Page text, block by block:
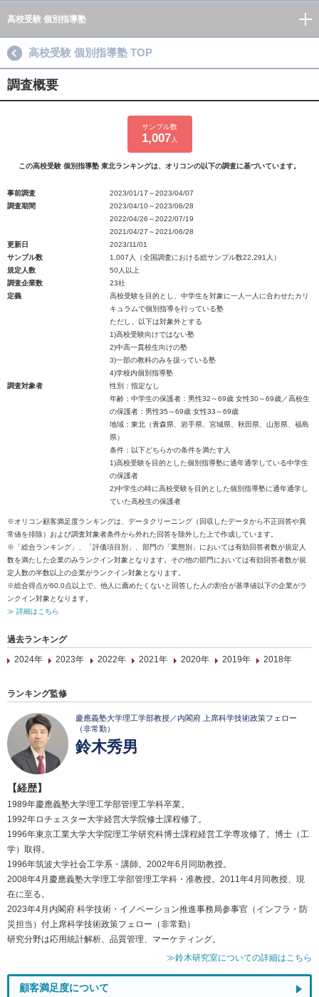
高校受験 個別指導塾
高校受験 個別指導塾 TOP
調査概要
サンプル数
1,007 人
この高校受験 個別指導塾 東北ランキングは、オリコンの以下の調査に基づいています。
事前調査
2023/01/17～2023/04/07
調査期間
2023/04/10～2023/06/28
2022/04/26～2022/07/19
2021/04/27～2021/06/28
更新日
2023/11/01
サンプル数
1,007人（全国調査における総サンプル数22,291人）
規定人数
50人以上
調査企業数
23社
定義
高校受験を目的とし、中学生を対象に一人一人に合わせたカリ
キュラムで個別指導を行っている塾
ただし、以下は対象外とする
1)高校受験向けではない塾
2)中高一貫校生向けの塾
3)一部の教科のみを扱っている塾
4)学校内個別指導塾
調査対象者
性別：指定なし
年齢：中学生の保護者：男性32～69歳 女性30～69歳／高校生
の保護者：男性35～69歳 女性33～69歳
地域：東北（青森県、岩手県、宮城県、秋田県、山形県、福島
県）
条件：以下どちらかの条件を満たす人
1)高校受験を目的とした個別指導塾に通年通学している中学生
の保護者
2)中学生の時に高校受験を目的とした個別指導塾に通年通学し
ていた高校生の保護者
※オリコン顧客満足度ランキングは、データクリーニング（回収したデータから不正回答や異
常値を排除）および調査対象者条件から外れた回答を除外した上で作成しています。
※「総合ランキング」、「評価項目別」、部門の「業態別」においては有効回答者数が規定人
数を満たした企業のみランクイン対象となります。その他の部門においては有効回答者数が規
定人数の半数以上の企業がランクイン対象となります。
※総合得点が60.0点以上で、他人に薦めたくないと回答した人の割合が基準値以下の企業がラ
ンクイン対象となります。
≫ 詳細はこちら
過去ランキング
2024年
2023年 2022年 2021年 2020年 2019年 2018年
ランキング監修
慶應義塾大学理工学部教授／内閣府 上席科学技術政策フェロー
（非常勤）
鈴木秀男
【経歴】
1989年慶應義塾大学理工学部管理工学科卒業。
1992年ロチェスター大学経営大学院修士課程修了。
1996年東京工業大学大学院理工学研究科博士課程経営工学専攻修了。博士（工
学）取得。
1996年筑波大学社会工学系・講師。2002年6月同助教授。
2008年4月慶應義塾大学理工学部管理工学科・准教授。2011年4月同教授、現
在に至る。
2023年4月内閣府 科学技術・イノベーション推進事務局参事官（インフラ・防
災担当）付上席科学技術政策フェロー（非常勤）
研究分野は応用統計解析、品質管理、マーケティング。
≫鈴木研究室についての詳細はこちら
顧客満足度について